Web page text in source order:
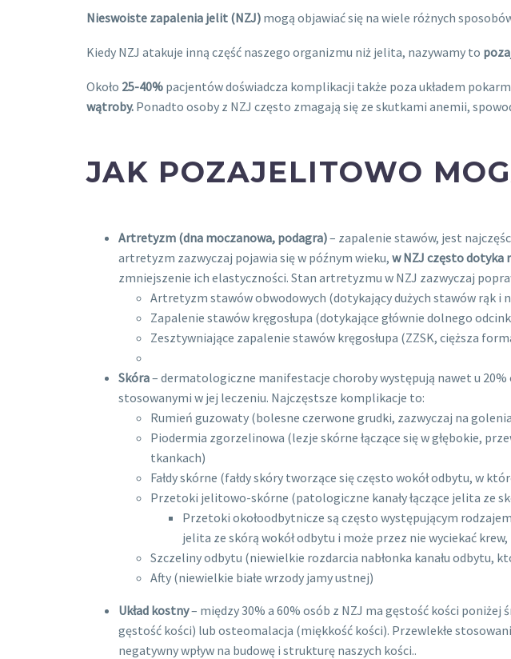
Nieswoiste zapalenia jelit (NZJ) mogą objawiać się na wiele różnych
Kiedy NZJ atakuje inną część naszego organizmu niż jelita, nazywamy to
Około 25-40% pacjentów doświadcza komplikacji także poza układem
wątroby. Ponadto osoby z NZJ często zmagają się ze skutkami anemii,
JAK POZAJELITOWO
Artretyzm (dna moczanowa, podagra)– zapalenie stawów, jest
artretyzm zazwyczaj pojawia się w późnym wieku, w NZJ często dotyka
zmniejszenie ich elastyczności. Stan artretyzmu w NZJ zazwyczaj
Artretyzm stawów obwodowych (dotykający dużych stawów rąk i
Zapalenie stawów kręgosłupa (dotykające głównie dolnego
Zesztywniające zapalenie stawów kręgosłupa (ZZSK, cięższa
Skóra– dermatologiczne manifestacje choroby występują nawet u
stosowanymi w jej leczeniu. Najczęstsze komplikacje to:
Rumień guzowaty (bolesne czerwone grudki, zazwyczaj na
Piodermia zgorzelinowa (lezje skórne łączące się w głębokie,
tkankach)
Fałdy skórne (fałdy skóry tworzące się często wokół odbytu, w
Przetoki jelitowo-skórne (patologiczne kanały łączące jelita ze
Przetoki okołoodbytnicze są często występującym
jelita ze skórą wokół odbytu i może przez nie wyciekać
Szczeliny odbytu (niewielkie rozdarcia nabłonka kanału odbytu,
Afty (niewielkie białe wrzody jamy ustnej)
Układ kostny– między 30% a 60% osób z NZJ ma gęstość kości
gęstość kości) lub osteomalacja (miękkość kości). Przewlekłe
negatywny wpływ na budowę i strukturę naszych kości..